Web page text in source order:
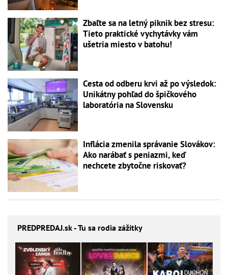
Zbaľte sa na letný piknik bez stresu:
Tieto praktické vychytávky vám
ušetria miesto v batohu!
Cesta od odberu krvi až po výsledok:
Unikátny pohľad do špičkového
laboratória na Slovensku
Inflácia zmenila správanie Slovákov:
Ako narábať s peniazmi, keď
nechcete zbytočne riskovať?
PREDPREDAJ.sk - Tu sa rodia zážitky